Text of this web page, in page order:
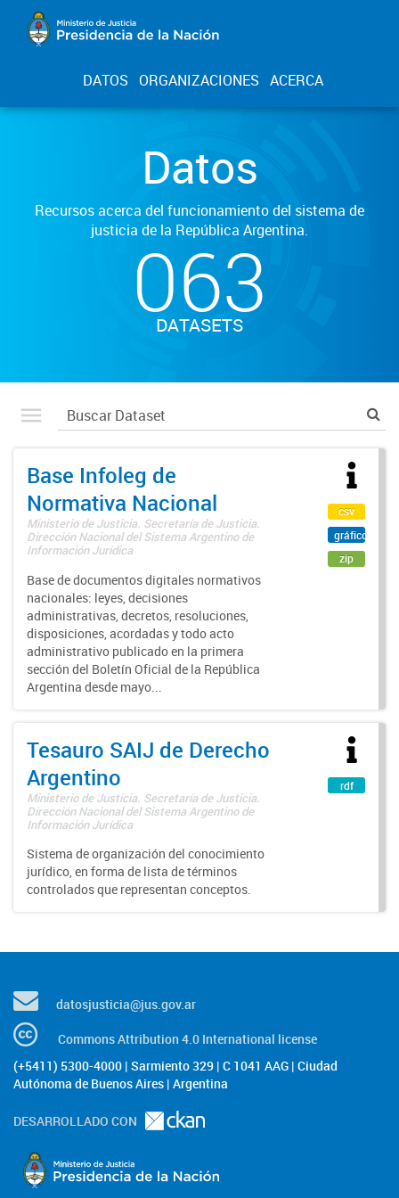
DATOS ORGANIZACIONES ACERCA
Datos
Recursos acerca del funcionamiento del sistema de
justicia de la República Argentina.
063
DATASETS
Base Infoleg de
Normativa Nacional
Ministerio de Justicia. Secretaría de Justicia.
Dirección Nacional del Sistema Argentino de
Información Jurídica
Base de documentos digitales normativos
nacionales: leyes, decisiones
administrativas, decretos, resoluciones,
disposiciones, acordadas y todo acto
administrativo publicado en la primera
sección del Boletín Oficial de la República
Argentina desde mayo...
csv
gráfico
zip
Tesauro SAIJ de Derecho
Argentino
Ministerio de Justicia. Secretaría de Justicia.
Dirección Nacional del Sistema Argentino de
Información Jurídica
Sistema de organización del conocimiento
jurídico, en forma de lista de términos
controlados que representan conceptos.
rdf
datosjusticia@jus.gov.ar
Commons Attribution 4.0 International license
(+5411) 5300-4000 | Sarmiento 329 | C 1041 AAG | Ciudad
Autónoma de Buenos Aires | Argentina
DESARROLLADO CON